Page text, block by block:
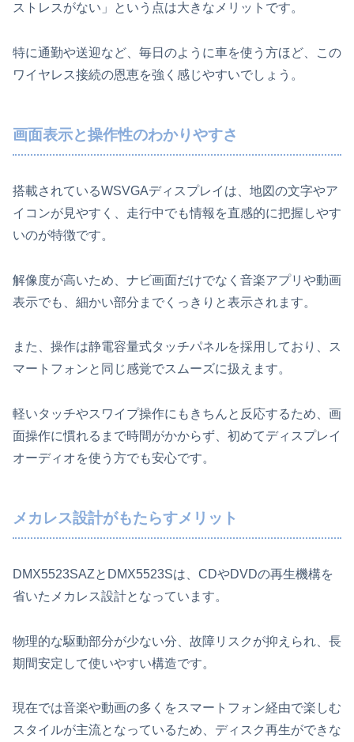
ストレスがない」という点は大きなメリットです。
特に通勤や送迎など、毎日のように車を使う方ほど、この
ワイヤレス接続の恩恵を強く感じやすいでしょう。
画面表示と操作性のわかりやすさ
搭載されているWSVGAディスプレイは、地図の文字やア
イコンが見やすく、走行中でも情報を直感的に把握しやす
いのが特徴です。
解像度が高いため、ナビ画面だけでなく音楽アプリや動画
表示でも、細かい部分までくっきりと表示されます。
また、操作は静電容量式タッチパネルを採用しており、ス
マートフォンと同じ感覚でスムーズに扱えます。
軽いタッチやスワイプ操作にもきちんと反応するため、画
面操作に慣れるまで時間がかからず、初めてディスプレイ
オーディオを使う方でも安心です。
メカレス設計がもたらすメリット
DMX5523SAZとDMX5523Sは、CDやDVDの再生機構を
省いたメカレス設計となっています。
物理的な駆動部分が少ない分、故障リスクが抑えられ、長
期間安定して使いやすい構造です。
現在では音楽や動画の多くをスマートフォン経由で楽しむ
スタイルが主流となっているため、ディスク再生ができな